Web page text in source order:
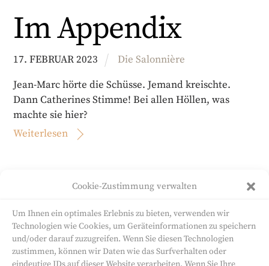
Cookie-Zustimmung verwalten
Um Ihnen ein optimales Erlebnis zu bieten, verwenden wir
Technologien wie Cookies, um Geräteinformationen zu speichern
und/oder darauf zuzugreifen. Wenn Sie diesen Technologien
zustimmen, können wir Daten wie das Surfverhalten oder
Im Appendix
17.FEBRUAR 2023
Die Salonnière
Jean-Marc hörte die Schüsse. Jemand kreischte.
Dann Catherines Stimme! Bei allen Höllen, was
machte sie hier?
Weiterlesen